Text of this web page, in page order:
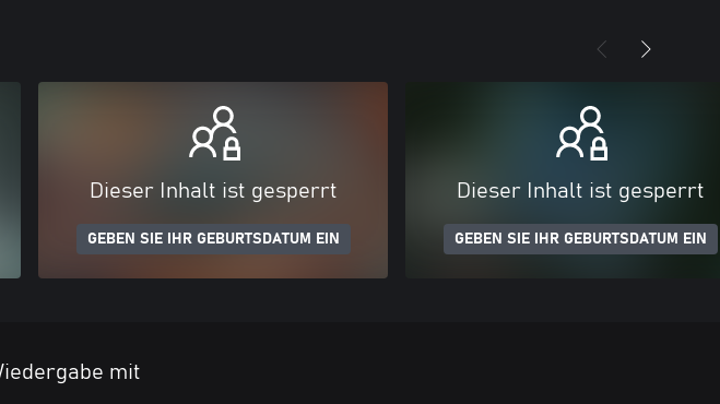
Dieser Inhalt ist gesperrt
GEBEN SIE IHR GEBURTSDATUM EIN
Dieser Inhalt ist gesperrt
GEBEN SIE IHR GEBURTSDATUM EIN
mit